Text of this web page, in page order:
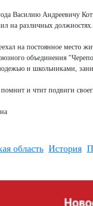
Василию Андреевичу
на различных должностях.
на постоянное место
объединения
и школьниками,
и чтит подвиги
область История